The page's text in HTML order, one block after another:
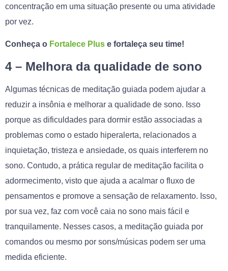
concentração em uma situação presente ou uma atividade
por vez.
Conheça o Fortalece Plus e fortaleça seu time!
4 – Melhora da qualidade de sono
Algumas técnicas de meditação guiada podem ajudar a
reduzir a insônia e melhorar a qualidade de sono. Isso
porque as dificuldades para dormir estão associadas a
problemas como o estado hiperalerta, relacionados a
inquietação, tristeza e ansiedade, os quais interferem no
sono. Contudo, a prática regular de meditação facilita o
adormecimento, visto que ajuda a acalmar o fluxo de
pensamentos e promove a sensação de relaxamento. Isso,
por sua vez, faz com você caia no sono mais fácil e
tranquilamente. Nesses casos, a meditação guiada por
comandos ou mesmo por sons/músicas podem ser uma
medida eficiente.